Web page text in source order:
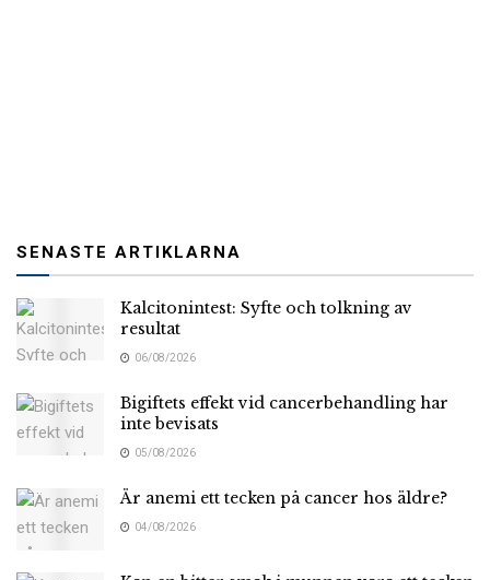
SENASTE ARTIKLARNA
Kalcitonintest: Syfte och tolkning av
resultat
06/08/2026
Bigiftets effekt vid cancerbehandling har
inte bevisats
05/08/2026
Är anemi ett tecken på cancer hos äldre?
04/08/2026